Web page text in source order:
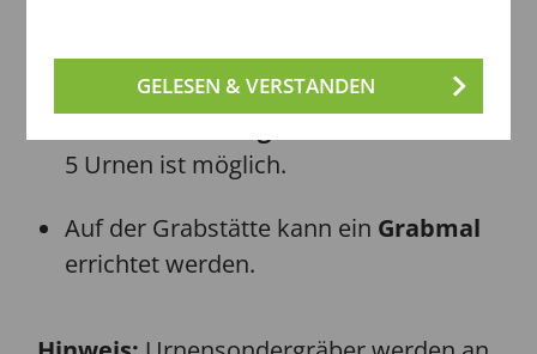
der Grabstätte ist möglich
5 Urnen ist möglich.
Auf der Grabstätte kann ein Grabmal
errichtet werden.
GELESEN & VERSTANDEN